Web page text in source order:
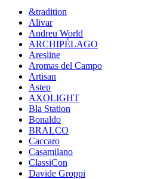
&tradition
Alivar
Andreu World
ARCHIPÉLAGO
Aresline
Aromas del Campo
Artisan
Astep
AXOLIGHT
Bla Station
Bonaldo
BRALCO
Caccaro
Casamilano
ClassiCon
Davide Groppi